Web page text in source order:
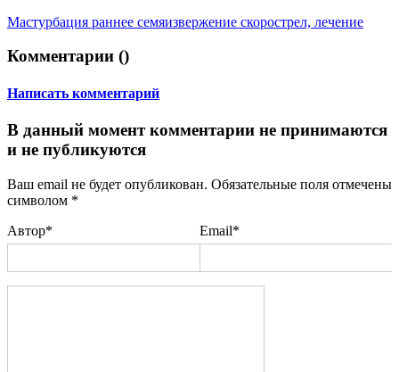
Мастурбация раннее семяизвержение скорострел, лечение
Комментарии ()
Написать комментарий
В данный момент комментарии не принимаются
и не публикуются
Ваш email не будет опубликован. Обязательные поля отмечены
символом *
Автор*
Email*